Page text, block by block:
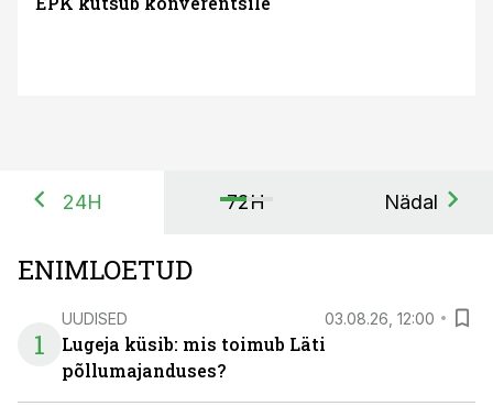
24H 72H Nädal
ENIMLOETUD
1
UUDISED 03.08.26, 12:00
Lugeja küsib: mis toimub Läti
põllumajanduses?